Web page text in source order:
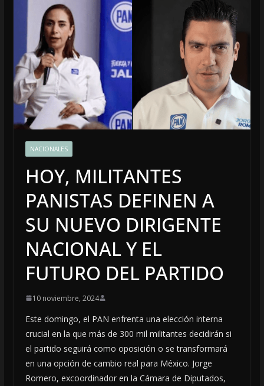
NACIONALES
HOY, MILITANTES
PANISTAS DEFINEN A
SU NUEVO DIRIGENTE
NACIONAL Y EL
FUTURO DEL PARTIDO
10 noviembre, 2024
Este domingo, el PAN enfrenta una elección interna
crucial en la que más de 300 mil militantes decidirán si
el partido seguirá como oposición o se transformará
en una opción de cambio real para México. Jorge
Romero, excoordinador en la Cámara de Diputados,